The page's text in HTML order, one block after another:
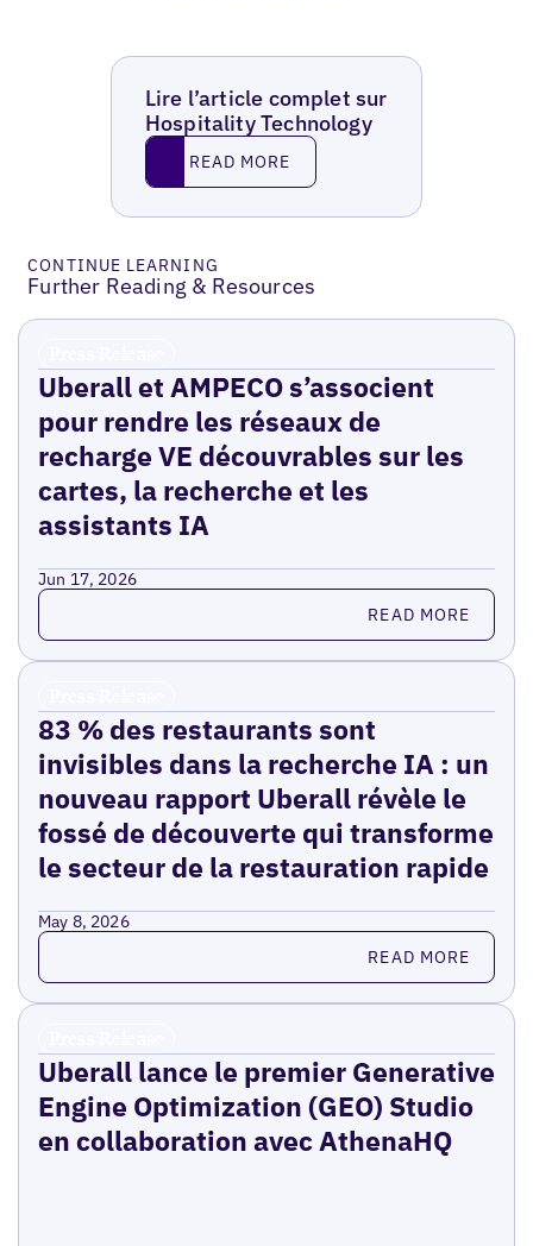
Lire l’article complet sur
Hospitality Technology
Read MoreREAD MORE
CONTINUE LEARNING
Further Reading & Resources
Uberall et AMPECO s’associent
pour rendre les réseaux de
recharge VE découvrables sur les
cartes, la recherche et les
assistants IA
Jun 17, 2026
Read more READ MORE
83 % des restaurants sont
invisibles dans la recherche IA : un
nouveau rapport Uberall révèle le
fossé de découverte qui transforme
le secteur de la restauration rapide
May 8, 2026
Read more READ MORE
Uberall lance le premier Generative
Engine Optimization (GEO) Studio
en collaboration avec AthenaHQ